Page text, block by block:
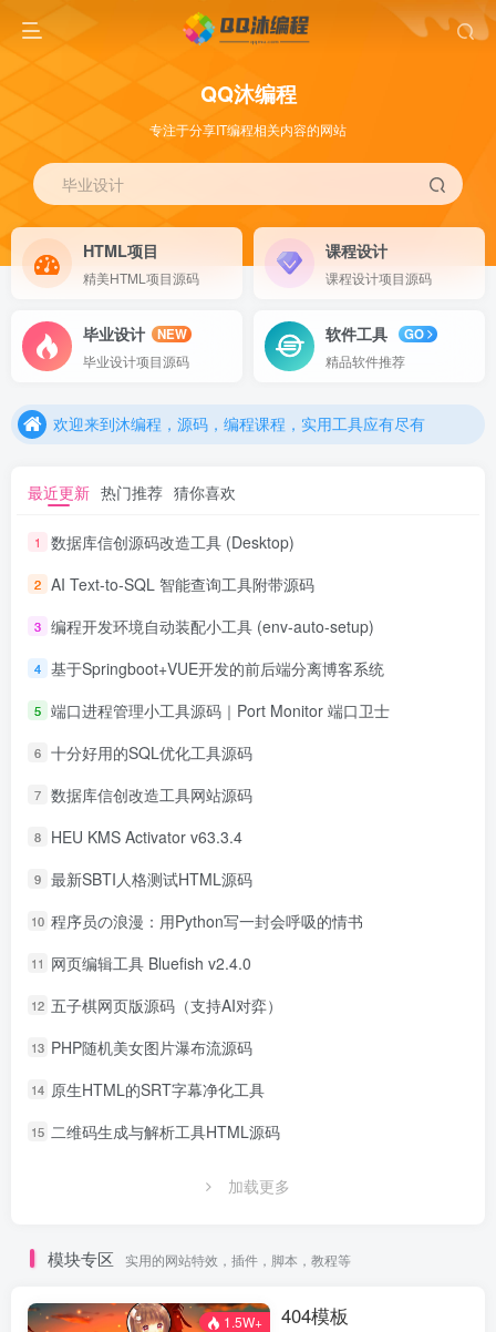
QQ沐编程
专注于分享IT编程相关内容的网站
毕业设计
HTML项目
精美HTML项目源码
课程设计
课程设计项目源码
毕业设计
NEW
毕业设计项目源码
软件工具
GO
精品软件推荐
欢迎来到沐编程，源码，编程课程，实用工具应有尽有
欢迎来到沐编程，源码，编程课程，实用工具应有尽有
最近更新 热门推荐 猜你喜欢
1 数据库信创源码改造工具 (Desktop)
2 AI Text-to-SQL 智能查询工具附带源码
3 编程开发环境自动装配小工具 (env-auto-setup)
4 基于Springboot+VUE开发的前后端分离博客系统
5 端口进程管理小工具源码｜Port Monitor 端口卫士
6 十分好用的SQL优化工具源码
7 数据库信创改造工具网站源码
8 HEU KMS Activator v63.3.4
9 最新SBTI人格测试HTML源码
10 程序员の浪漫：用Python写一封会呼吸的情书
11 网页编辑工具 Bluefish v2.4.0
12 五子棋网页版源码（支持AI对弈）
13 PHP随机美女图片瀑布流源码
14 原生HTML的SRT字幕净化工具
15 二维码生成与解析工具HTML源码
加载更多
模块专区 实用的网站特效，插件，脚本，教程等
1.5W+ 404模板